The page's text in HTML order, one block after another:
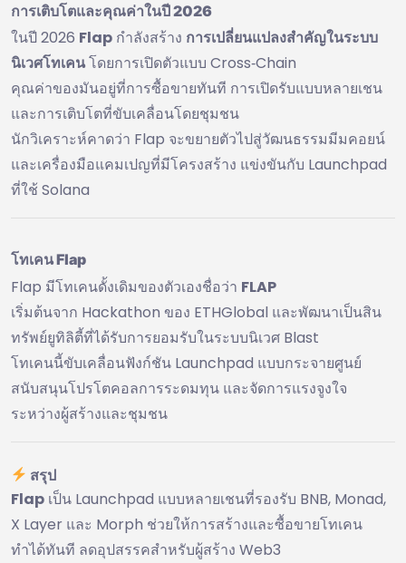
การเติบโตและคุณค่าในปี 2026
ในปี 2026 Flap กำลังสร้าง การเปลี่ยนแปลงสำคัญในระบบ
นิเวศโทเคนโดยการเปิดตัวแบบ Cross‑Chain
คุณค่าของมันอยู่ที่การซื้อขายทันที การเปิดรับแบบหลายเชน
และการเติบโตที่ขับเคลื่อนโดยชุมชน
นักวิเคราะห์คาดว่า Flap จะขยายตัวไปสู่วัฒนธรรมมีมคอยน์
และเครื่องมือแคมเปญที่มีโครงสร้าง แข่งขันกับ Launchpad
ที่ใช้ Solana
โทเคน Flap
Flap มีโทเคนดั้งเดิมของตัวเองชื่อว่า FLAP
เริ่มต้นจาก Hackathon ของ ETHGlobal และพัฒนาเป็นสิน
ทรัพย์ยูทิลิตี้ที่ได้รับการยอมรับในระบบนิเวศ Blast
โทเคนนี้ขับเคลื่อนฟังก์ชัน Launchpad แบบกระจายศูนย์
สนับสนุนโปรโตคอลการระดมทุน และจัดการแรงจูงใจ
ระหว่างผู้สร้างและชุมชน
สรุป
Flap เป็น Launchpad แบบหลายเชนที่รองรับ BNB, Monad,
X Layer และ Morph ช่วยให้การสร้างและซื้อขายโทเคน
ทำได้ทันที ลดอุปสรรคสำหรับผู้สร้าง Web3